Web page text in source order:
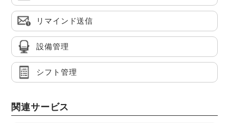
リマインド送信
設備管理
シフト管理
関連サービス